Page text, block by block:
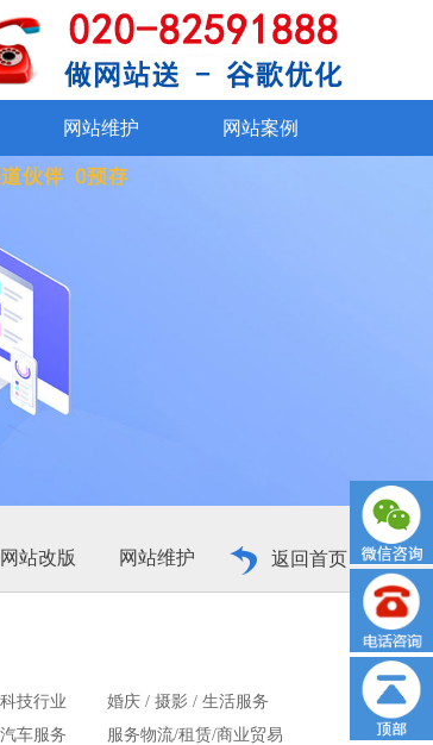
网站维护 网站案例
统
360°VR看厂
SSL证书
手机、微信
网站改版 网站维护 返回首页
技行业
婚庆 / 摄影 / 生活服务
车服务 服务物流/租赁/商业贸易